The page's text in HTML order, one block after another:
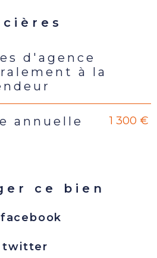
d'agence
à la
annuelle 1 300 €
ce bien
facebook
twitter